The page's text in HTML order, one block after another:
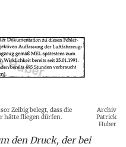
Zeibig belegt, dass die
hätte fliegen dürfen.
Archiv
Patrick
Huber
den Druck, der bei